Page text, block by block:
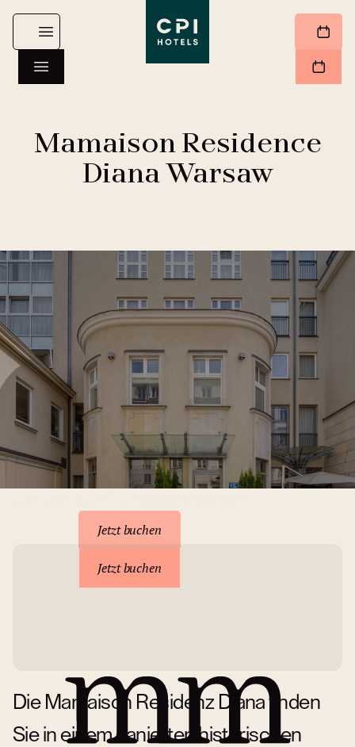
Mamaison Residence
Diana Warsaw
Jetzt buchen
Jetzt buchen
Die Mamaison Residenz Diana finden
Sie in einem sanierten historischen